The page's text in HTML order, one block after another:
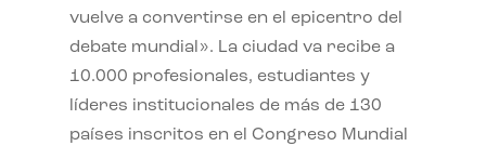
vuelve a convertirse en el epicentro del
debate mundial». La ciudad va recibe a
10.000 profesionales, estudiantes y
líderes institucionales de más de 130
países inscritos en el Congreso Mundial